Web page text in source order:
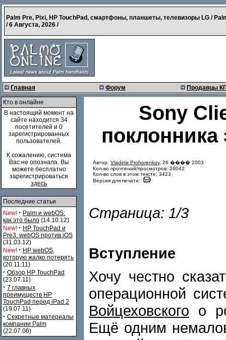
Palm Pre, Pixi, HP TouchPad, смартфоны, планшеты, телевизоры LG /
/6 Августа, 2026 /
Главная Форум Продавцы
Кто в онлайне
В настоящий момент на
сайте находится 34
посетителей и 0
зарегистрированных
пользователей.
К сожалению, система
Вас не опознала. Вы
можете бесплатно
зарегистрироваться
здесь
Последние статьи
New! · Palm и webOS:
как это было (14.10.12)
New! · HP TouchPad и
Pre3. webOS против iOS
(31.03.12)
New! · HP webOS,
которую жалко потерять
(20.11.11)
· Обзор HP TouchPad
(23.07.11)
· 7 главных
преимуществ HP
TouchPad перед iPad 2
(19.07.11)
· Секретные материалы
компании Palm
(22.07.06)
Sony
поклонника
Автор: Vladimir Prohorenkov, 26 ���� 2003
Кол-во прочтений/просмотров: 26042
Кол-во слов в этом тексте: 3423
Версия для печати:
Страница: 1/3
Вступление
Хочу честно
операционной
Войцеховского о
Ещё одним